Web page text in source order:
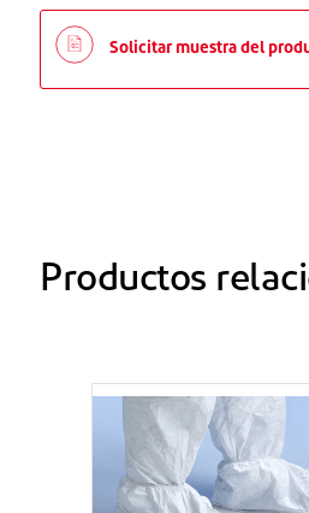
Solicitar muestra del
Productos